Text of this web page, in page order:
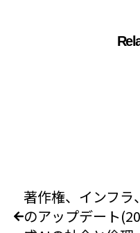
著作権、インフラ
のアップデート